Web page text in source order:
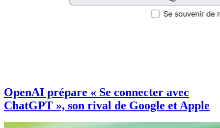
OpenAI prépare « Se connecter avec
ChatGPT », son rival de Google et Apple